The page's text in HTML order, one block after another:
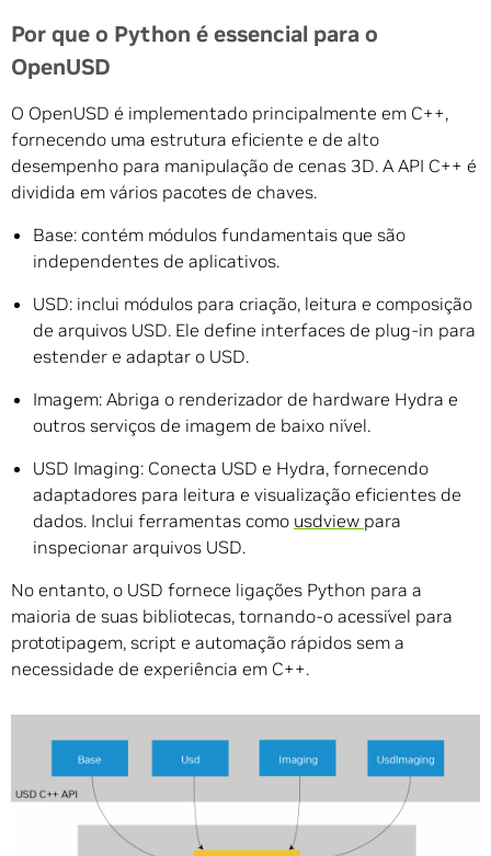
Por que o Python é essencial para o
OpenUSD
O OpenUSD é implementado principalmente em C++,
fornecendo uma estrutura eficiente e de alto
desempenho para manipulação de cenas 3D. A API C++ é
dividida em vários pacotes de chaves.
Base: contém módulos fundamentais que são
independentes de aplicativos.
USD: inclui módulos para criação, leitura e composição
de arquivos USD. Ele define interfaces de plug-in para
estender e adaptar o USD.
Imagem: Abriga o renderizador de hardware Hydra e
outros serviços de imagem de baixo nível.
USD Imaging: Conecta USD e Hydra, fornecendo
adaptadores para leitura e visualização eficientes de
dados. Inclui ferramentas como usdview para
inspecionar arquivos USD.
No entanto, o USD fornece ligações Python para a
maioria de suas bibliotecas, tornando-o acessível para
prototipagem, script e automação rápidos sem a
necessidade de experiência em C++.